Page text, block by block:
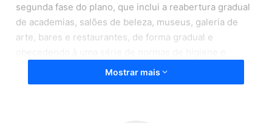
segunda fase do plano, que inclui a reabertura gradual
de academias, salões de beleza, museus, galeria de
arte, bares e restaurantes, de forma gradual e
distanciamento social.Mostrar mais